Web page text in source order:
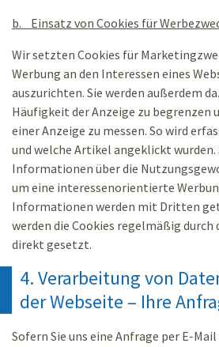
b. Einsatz von Cookies für
Wir setzten Cookies für
Werbung an den Interessen eines
auszurichten. Sie werden außerdem
Häufigkeit der Anzeige zu begrenzen
einer Anzeige zu messen. So wird
und welche Artikel angeklickt wurden.
Informationen über die
um eine interessenorientierte
Informationen werden mit Dritten
werden die Cookies regelmäßig
direkt gesetzt.
4. Verarbeitung von
der Webseite – Ihre
Sofern Sie uns eine Anfrage per E-